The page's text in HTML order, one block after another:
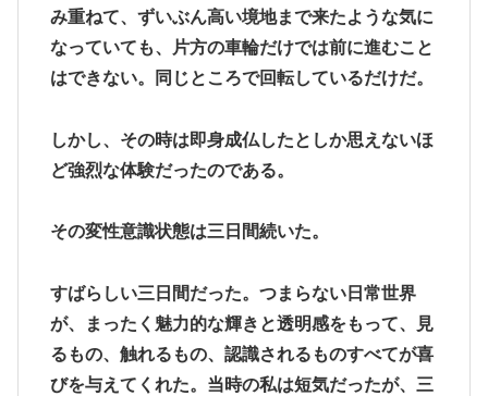
み重ねて、ずいぶん高い境地まで来たような気に
なっていても、片方の車輪だけでは前に進むこと
はできない。同じところで回転しているだけだ。
しかし、その時は即身成仏したとしか思えないほ
ど強烈な体験だったのである。
その変性意識状態は三日間続いた。
すばらしい三日間だった。つまらない日常世界
が、まったく魅力的な輝きと透明感をもって、見
るもの、触れるもの、認識されるものすべてが喜
びを与えてくれた。当時の私は短気だったが、三